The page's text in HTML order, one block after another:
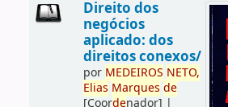
Direito dos
negócios
aplicado: dos
direitos conexos/
por MEDEIROS NETO,
Elias Marques de
[Coordenador] |